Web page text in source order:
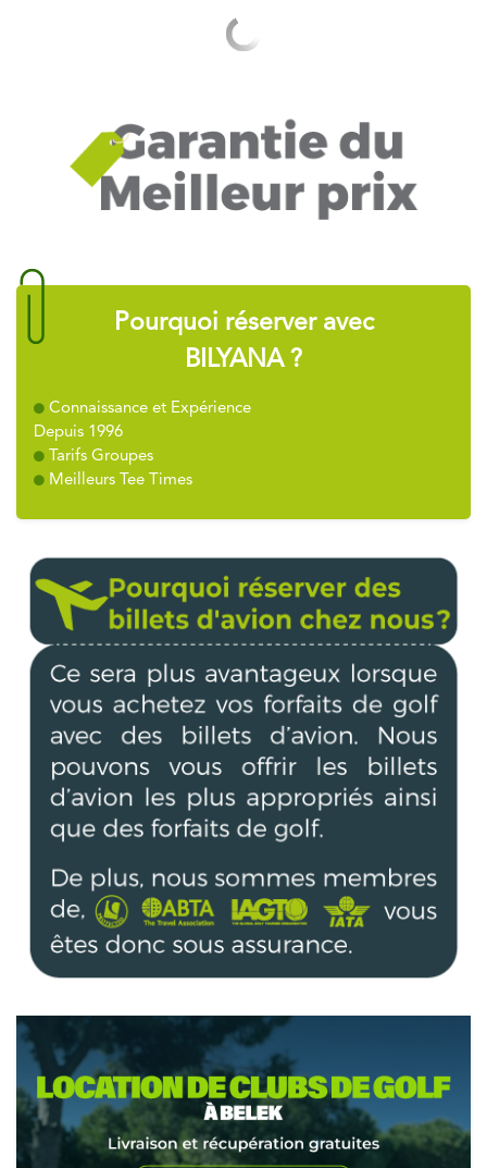
Pourquoi réserver avec
BILYANA ?
Connaissance et Expérience
Depuis 1996
Tarifs Groupes
Meilleurs Tee Times